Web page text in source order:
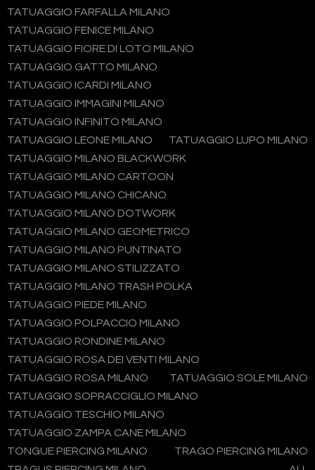
TATUAGGIO FARFALLA MILANO
TATUAGGIO FENICE MILANO
TATUAGGIO FIORE DI LOTO MILANO
TATUAGGIO GATTO MILANO
TATUAGGIO ICARDI MILANO
TATUAGGIO IMMAGINI MILANO
TATUAGGIO INFINITO MILANO
TATUAGGIO LEONE MILANO
TATUAGGIO LUPO MILANO
TATUAGGIO MILANO BLACKWORK
TATUAGGIO MILANO CARTOON
TATUAGGIO MILANO CHICANO
TATUAGGIO MILANO DOTWORK
TATUAGGIO MILANO GEOMETRICO
TATUAGGIO MILANO PUNTINATO
TATUAGGIO MILANO STILIZZATO
TATUAGGIO MILANO TRASH POLKA
TATUAGGIO PIEDE MILANO
TATUAGGIO POLPACCIO MILANO
TATUAGGIO RONDINE MILANO
TATUAGGIO ROSA DEI VENTI MILANO
TATUAGGIO ROSA MILANO
TATUAGGIO SOLE MILANO
TATUAGGIO SOPRACCIGLIO MILANO
TATUAGGIO TESCHIO MILANO
TATUAGGIO ZAMPA CANE MILANO
TONGUE PIERCING MILANO
TRAGO PIERCING MILANO